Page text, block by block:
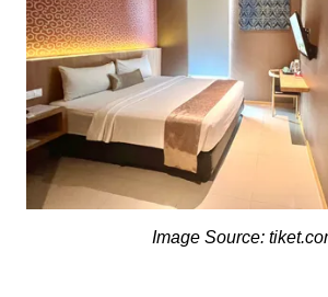
Image Source: